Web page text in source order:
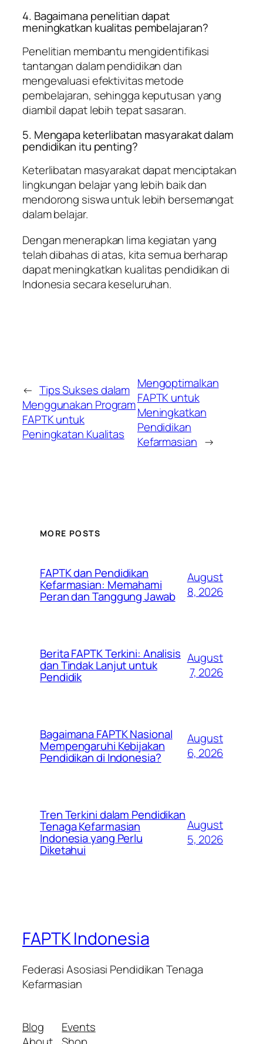
4. Bagaimana penelitian dapat
meningkatkan kualitas pembelajaran?
Penelitian membantu mengidentifikasi
tantangan dalam pendidikan dan
mengevaluasi efektivitas metode
pembelajaran, sehingga keputusan yang
diambil dapat lebih tepat sasaran.
5. Mengapa keterlibatan masyarakat dalam
pendidikan itu penting?
Keterlibatan masyarakat dapat menciptakan
lingkungan belajar yang lebih baik dan
mendorong siswa untuk lebih bersemangat
dalam belajar.
Dengan menerapkan lima kegiatan yang
telah dibahas di atas, kita semua berharap
dapat meningkatkan kualitas pendidikan di
Indonesia secara keseluruhan.
← Tips Sukses dalam
Menggunakan Program
FAPTK untuk
Peningkatan Kualitas
Mengoptimalkan
FAPTK untuk
Meningkatkan
Pendidikan
Kefarmasian →
MORE POSTS
FAPTK dan Pendidikan
Kefarmasian: Memahami
Peran dan Tanggung Jawab
August
8, 2026
Berita FAPTK Terkini: Analisis
dan Tindak Lanjut untuk
Pendidik
August
7, 2026
Bagaimana FAPTK Nasional
Mempengaruhi Kebijakan
Pendidikan di Indonesia?
August
6, 2026
Tren Terkini dalam Pendidikan
Tenaga Kefarmasian
Indonesia yang Perlu
Diketahui
August
5, 2026
FAPTK Indonesia
Federasi Asosiasi Pendidikan Tenaga
Kefarmasian
Blog
Events